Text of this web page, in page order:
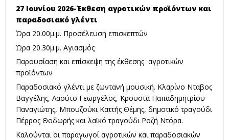
27 Ιουνίου 2026-Έκθεση αγροτικών προϊόντων και
παραδοσιακό γλέντι
Ώρα 20.00μ.μ. Προσέλευση επισκεπτών
Ώρα 20.30μ.μ. Αγιασμός
Παρουσίαση και επίσκεψη της έκθεσης αγροτικών
προϊόντων
Παραδοσιακό γλέντι με ζωντανή μουσική. Κλαρίνο Νταβος
Βαγγέλης, Λαούτο Γεωργέλος, Κρουστά Παπαδημητρίου
Παναγιώτης, Μπουζούκι Καττής Θέμης, δημοτικό τραγούδι
Πέρρος Θοδωρής και λαϊκό τραγούδι Ροζή Ντόρα.
Καλούνται οι παραγωγοί αγροτικών και παραδοσιακών